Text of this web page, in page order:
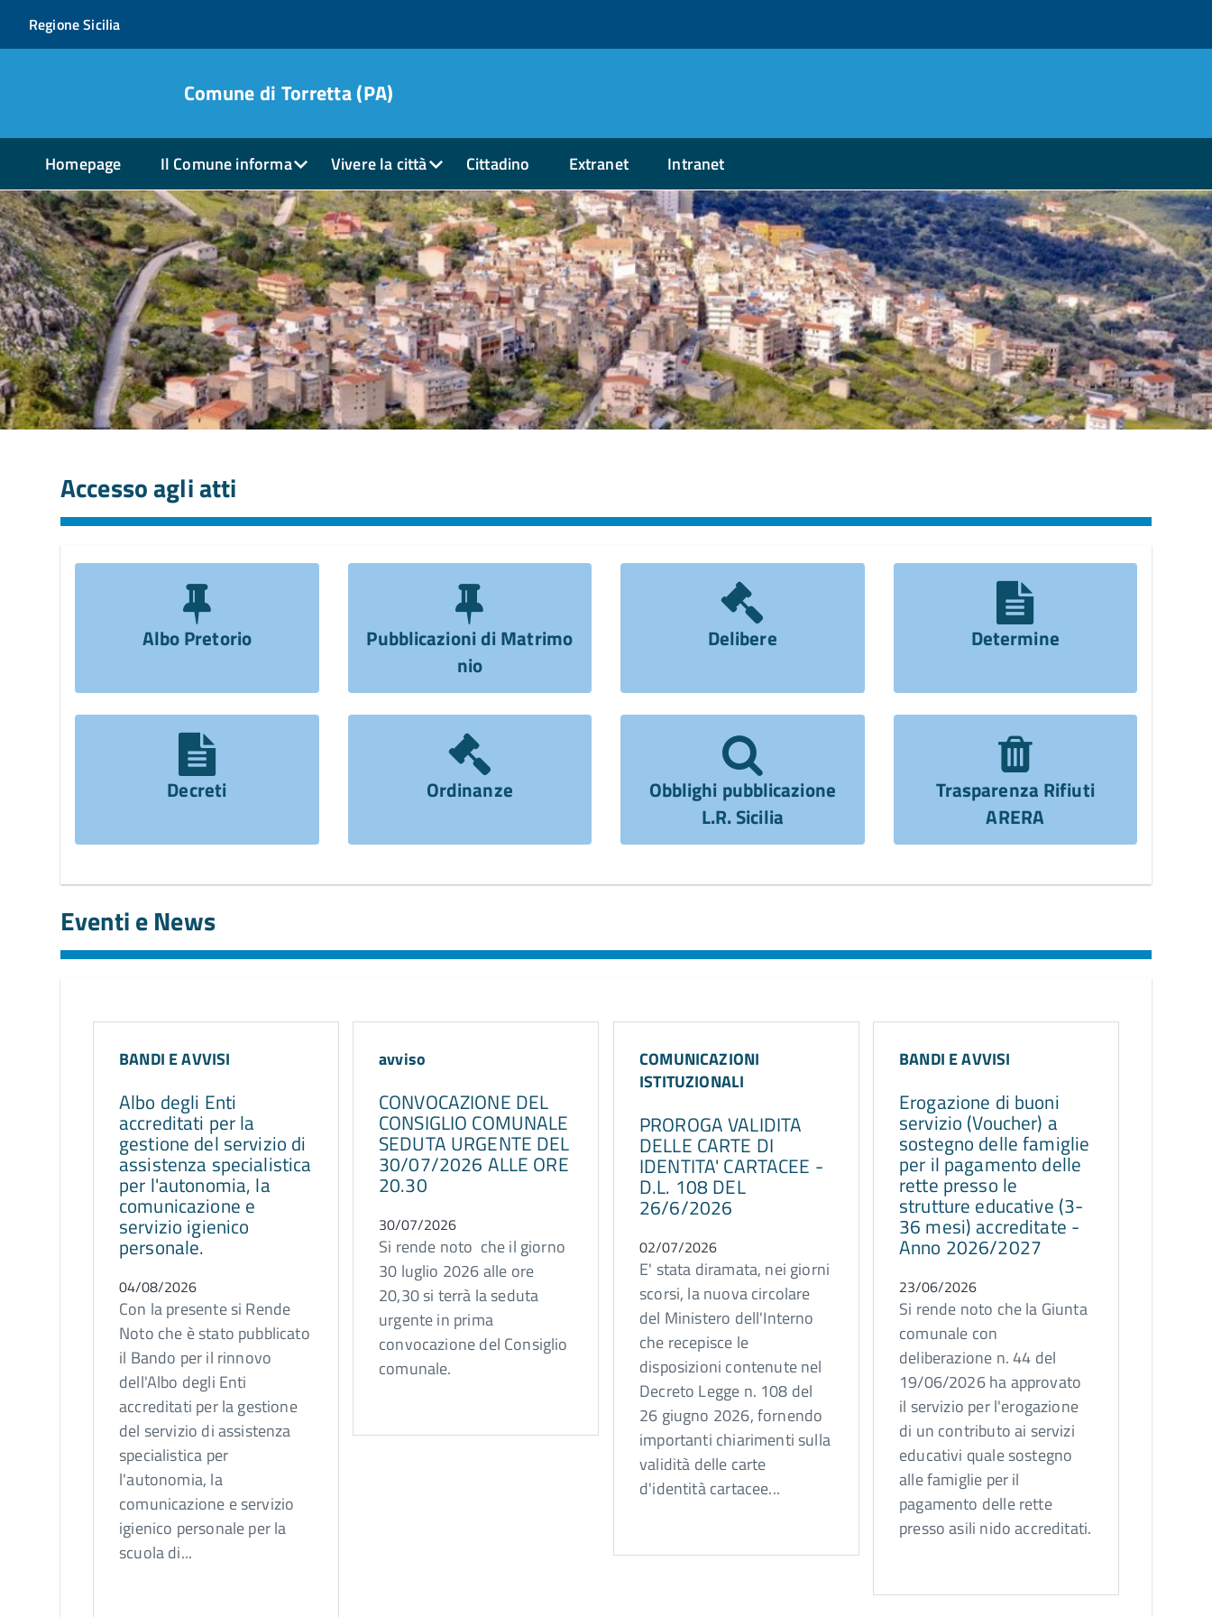
Regione Sicilia
Comune di Torretta (PA)
Homepage Il Comune informa Vivere la città Cittadino Extranet Intranet
Accesso agli atti
Albo Pretorio
Pubblicazioni di Matrimo
nio
Delibere Determine
Decreti Ordinanze
Obblighi pubblicazione
L.R. Sicilia
Trasparenza Rifiuti
ARERA
Eventi e News
BANDI E AVVISI
Albo degli Enti
accreditati per la
gestione del servizio di
assistenza specialistica
per l'autonomia, la
comunicazione e
servizio igienico
personale.
04/08/2026
Con la presente si Rende
Noto che è stato pubblicato
il Bando per il rinnovo
dell'Albo degli Enti
accreditati per la gestione
del servizio di assistenza
specialistica per
l'autonomia, la
comunicazione e servizio
igienico personale per la
scuola di...
avviso
CONVOCAZIONE DEL
CONSIGLIO COMUNALE
SEDUTA URGENTE DEL
30/07/2026 ALLE ORE
20.30
30/07/2026
Si rende noto che il giorno
30 luglio 2026 alle ore
20,30 si terrà la seduta
urgente in prima
convocazione del Consiglio
comunale.
COMUNICAZIONI
ISTITUZIONALI
PROROGA VALIDITA
DELLE CARTE DI
IDENTITA' CARTACEE -
D.L. 108 DEL
26/6/2026
02/07/2026
E' stata diramata, nei giorni
scorsi, la nuova circolare
del Ministero dell'Interno
che recepisce le
disposizioni contenute nel
Decreto Legge n. 108 del
26 giugno 2026, fornendo
importanti chiarimenti sulla
validità delle carte
d'identità cartacee...
BANDI E AVVISI
Erogazione di buoni
servizio (Voucher) a
sostegno delle famiglie
per il pagamento delle
rette presso le
strutture educative (3-
36 mesi) accreditate -
Anno 2026/2027
23/06/2026
Si rende noto che la Giunta
comunale con
deliberazione n. 44 del
19/06/2026 ha approvato
il servizio per l'erogazione
di un contributo ai servizi
educativi quale sostegno
alle famiglie per il
pagamento delle rette
presso asili nido accreditati.